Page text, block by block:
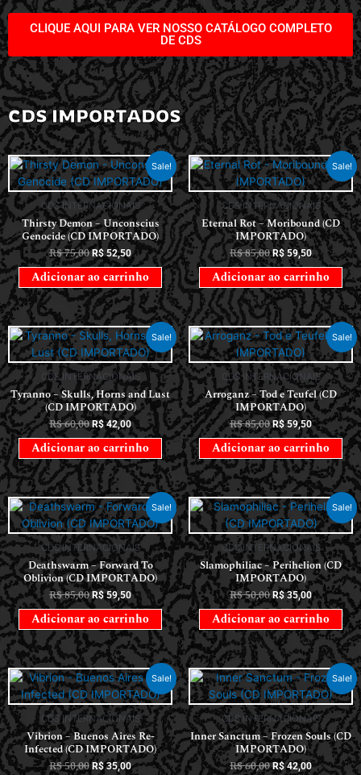
CLIQUE AQUI PARA VER NOSSO CATÁLOGO COMPLETO
DE CDS
CDS IMPORTADOS
Sale!
CDS INTERNACIONAIS
Thirsty Demon – Unconscius
Genocide (CD IMPORTADO)
R$75,00 R$ 52,50
Adicionar ao carrinho
Sale!
CDS INTERNACIONAIS
Eternal Rot – Moribound (CD
IMPORTADO)
R$85,00 R$ 59,50
Adicionar ao carrinho
Sale!
CDS INTERNACIONAIS
Tyranno – Skulls, Horns and Lust
(CD IMPORTADO)
R$60,00 R$42,00
Adicionar ao carrinho
Sale!
CDS INTERNACIONAIS
Arroganz – Tod e Teufel (CD
IMPORTADO)
R$85,00 R$59,50
Adicionar ao carrinho
Sale!
CDS INTERNACIONAIS
Deathswarm – Forward To
Oblivion (CD IMPORTADO)
R$85,00 R$59,50
Adicionar ao carrinho
Sale!
CDS INTERNACIONAIS
Slamophiliac – Perihelion (CD
IMPORTADO)
R$50,00 R$35,00
Adicionar ao carrinho
Sale!
CDS INTERNACIONAIS
Vibrion – Buenos Aires Re-
Infected (CD IMPORTADO)
R$50,00 R$35,00
Sale!
CDS INTERNACIONAIS
Inner Sanctum – Frozen Souls (CD
IMPORTADO)
R$60,00 R$42,00